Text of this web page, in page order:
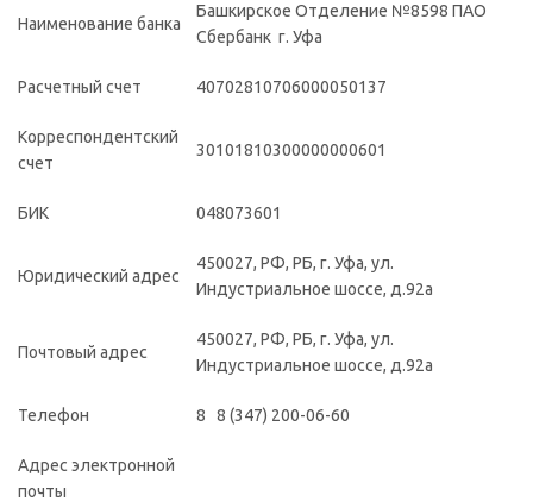
Наименование банка
Башкирское Отделение №8598 ПАО
Сбербанк г. Уфа
Расчетный счет 40702810706000050137
Корреспондентский
счет
30101810300000000601
БИК 048073601
Юридический адрес
450027, РФ, РБ, г. Уфа, ул.
Индустриальное шоссе, д.92а
Почтовый адрес
450027, РФ, РБ, г. Уфа, ул.
Индустриальное шоссе, д.92а
Телефон 8 8 (347) 200-06-60
Адрес электронной
почты